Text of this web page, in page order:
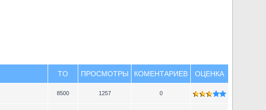
TO ПРОСМОТРЫ КОМЕНТАРИЕВ ОЦЕНКА
8500 1257 0